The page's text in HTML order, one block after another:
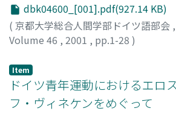
dbk04600_[001].pdf(927.14 KB)
( 京都大学総合人間学部ドイツ語部会 ,
Volume 46 , 2001 , pp.1-28 )
Item
ドイツ青年運動におけるエロ
フ・ヴィネケンをめぐって